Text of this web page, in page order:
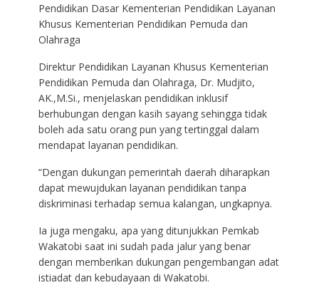
Pendidikan Dasar Kementerian Pendidikan Layanan
Khusus Kementerian Pendidikan Pemuda dan
Olahraga
Direktur Pendidikan Layanan Khusus Kementerian
Pendidikan Pemuda dan Olahraga, Dr. Mudjito,
AK.,M.Si., menjelaskan pendidikan inklusif
berhubungan dengan kasih sayang sehingga tidak
boleh ada satu orang pun yang tertinggal dalam
mendapat layanan pendidikan.
“Dengan dukungan pemerintah daerah diharapkan
dapat mewujdukan layanan pendidikan tanpa
diskriminasi terhadap semua kalangan, ungkapnya.
Ia juga mengaku, apa yang ditunjukkan Pemkab
Wakatobi saat ini sudah pada jalur yang benar
dengan memberikan dukungan pengembangan adat
istiadat dan kebudayaan di Wakatobi.